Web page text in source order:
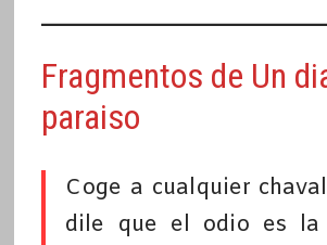
Fragmentos de Un
paraiso
Coge a cualquier
dile que el odio es la